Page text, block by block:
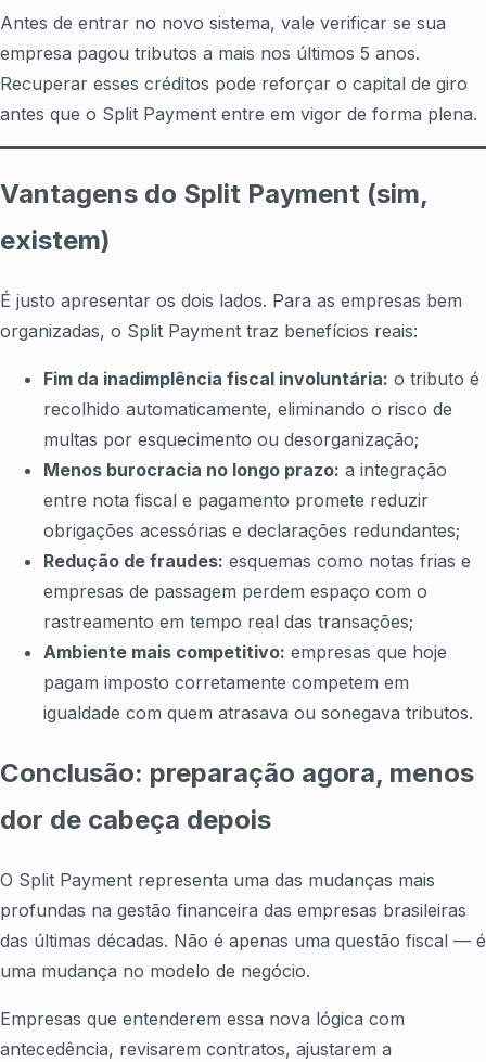
Antes de entrar no novo sistema, vale verificar se sua
empresa pagou tributos a mais nos últimos 5 anos.
Recuperar esses créditos pode reforçar o capital de giro
antes que o Split Payment entre em vigor de forma plena.
Vantagens do Split Payment (sim,
existem)
É justo apresentar os dois lados. Para as empresas bem
organizadas, o Split Payment traz benefícios reais:
Fim da inadimplência fiscal involuntária: o tributo é
recolhido automaticamente, eliminando o risco de
multas por esquecimento ou desorganização;
Menos burocracia no longo prazo: a integração
entre nota fiscal e pagamento promete reduzir
obrigações acessórias e declarações redundantes;
Redução de fraudes: esquemas como notas frias e
empresas de passagem perdem espaço com o
rastreamento em tempo real das transações;
Ambiente mais competitivo: empresas que hoje
pagam imposto corretamente competem em
igualdade com quem atrasava ou sonegava tributos.
Conclusão: preparação agora, menos
dor de cabeça depois
O Split Payment representa uma das mudanças mais
profundas na gestão financeira das empresas brasileiras
das últimas décadas. Não é apenas uma questão fiscal — é
uma mudança no modelo de negócio.
Empresas que entenderem essa nova lógica com
antecedência, revisarem contratos, ajustarem a